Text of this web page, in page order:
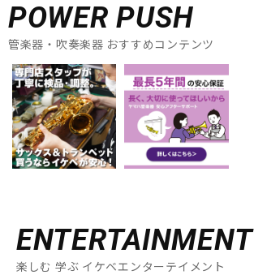
POWER PUSH
管楽器・吹奏楽器 おすすめコンテンツ
ENTERTAINMENT
楽しむ 学ぶ イケベエンターテイメント